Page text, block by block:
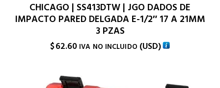
CHICAGO | SS413DTW | JGO DADOS DE
IMPACTO PARED DELGADA E-1/2″ 17 A 21MM
3 PZAS
$62.60 IVA NO INCLUIDO (USD)